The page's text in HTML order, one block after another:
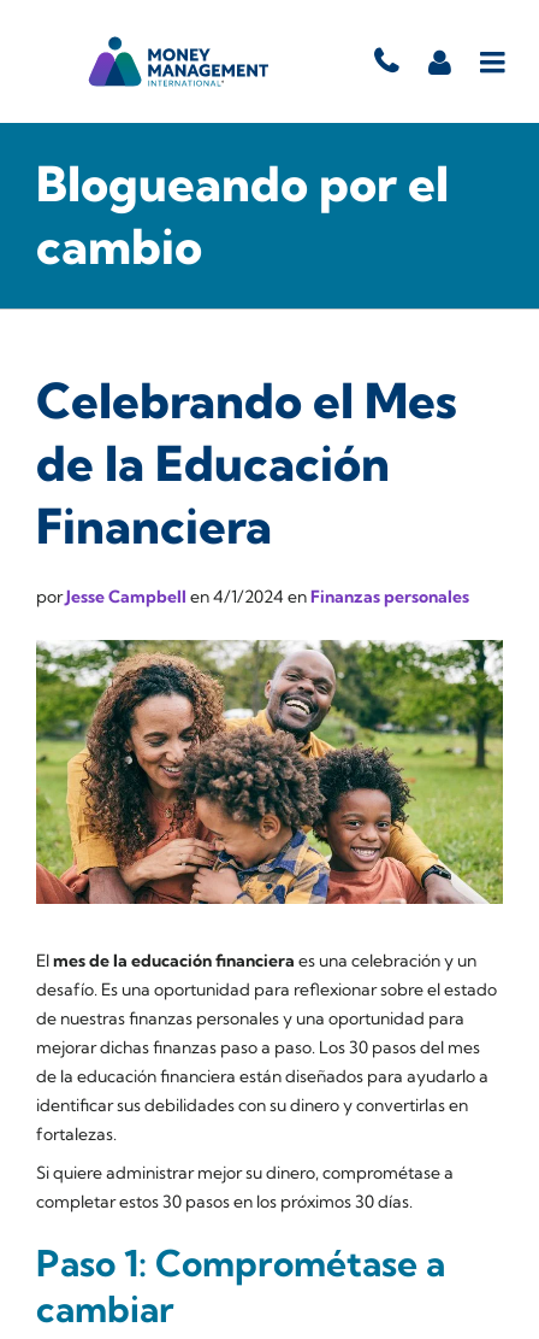
Blogueando por el
cambio
Celebrando el Mes
de la Educación
Financiera
porJesse Campbell en4/1/2024 enFinanzas personales
Elmes de la educación financiera es una celebración y un
desafío. Es una oportunidad para reflexionar sobre el estado
de nuestras finanzas personales y una oportunidad para
mejorar dichas finanzas paso a paso. Los 30 pasos del mes
de la educación financiera están diseñados para ayudarlo a
identificar sus debilidades con su dinero y convertirlas en
fortalezas.
Si quiere administrar mejor su dinero, comprométase a
completar estos 30 pasos en los próximos 30 días.
Paso 1: Comprométase a
cambiar